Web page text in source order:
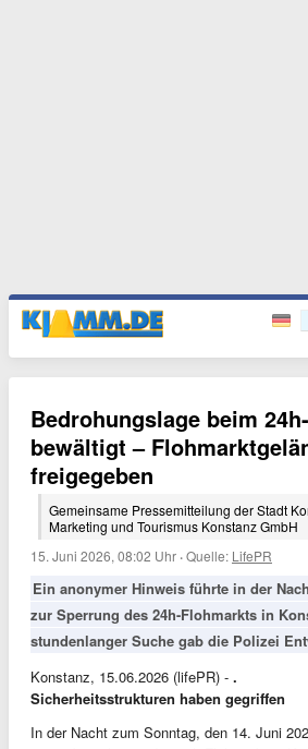
Bedrohungslage beim
bewältigt –
freigegeben
Gemeinsame Pressemitteilung der Stadt
Marketing und Tourismus Konstanz GmbH
15. Juni 2026, 08:02 Uhr ·Quelle: LifePR
Ein anonymer Hinweis führte in der
zur Sperrung des 24h-Flohmarkts in
stundenlanger Suche gab die Polizei
Konstanz, 15.06.2026 (lifePR) - .
Sicherheitsstrukturen haben gegriffen
In der Nacht zum Sonntag, den 14. Juni